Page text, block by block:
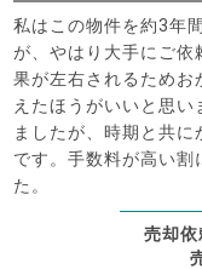
私はこの物件を約3年
が、やはり大手にご依
果が左右されるためお
えたほうがいいと思
ましたが、時期と共
です。手数料が高い割
た。
売却依